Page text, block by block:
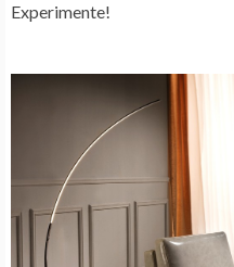
Experimente!